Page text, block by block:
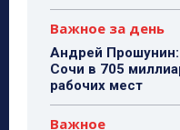
Важное за день
Андрей
Сочи в 705
рабочих мест
Важное